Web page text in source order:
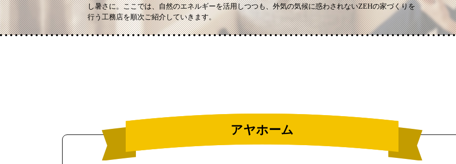
し暑さに。ここでは、自然のエネルギーを活用しつつも、外気の気候に惑わされないZEHの家づくりを
行う工務店を順次ご紹介していきます。
アヤホーム